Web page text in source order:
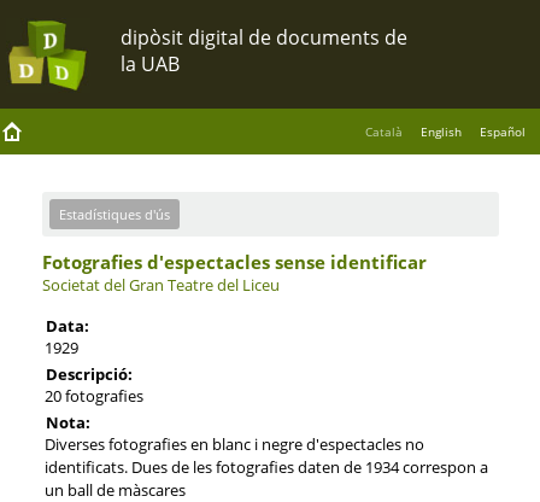
Català English Español
Estadístiques d'ús
Fotografies d'espectacles sense identificar
Societat del Gran Teatre del Liceu
Data:
1929
Descripció:
20 fotografies
Nota:
Diverses fotografies en blanc i negre d'espectacles no
identificats. Dues de les fotografies daten de 1934 correspon a
un ball de màscares